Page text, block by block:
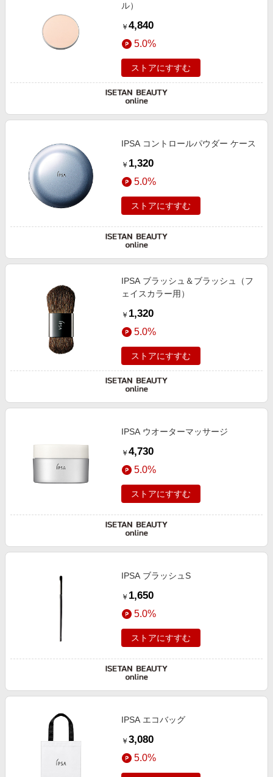
ル）
￥ 4,840
5.0%
ストアにすすむ
IPSA コントロールパウダー ケース
￥ 1,320
5.0%
ストアにすすむ
IPSA ブラッシュ＆ブラッシュ（フ
ェイスカラー用）
￥ 1,320
5.0%
ストアにすすむ
IPSA ウオーターマッサージ
￥ 4,730
5.0%
ストアにすすむ
IPSA ブラッシュS
￥ 1,650
5.0%
ストアにすすむ
IPSA エコバッグ
￥ 3,080
5.0%